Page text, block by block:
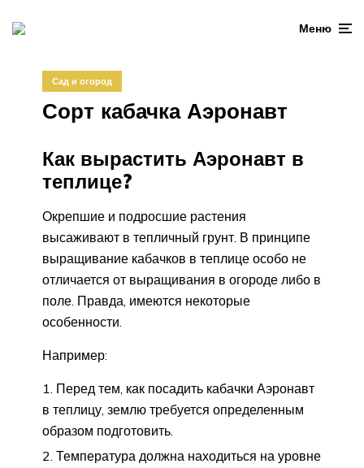
Меню
Сад и огород
Сорт кабачка Аэронавт
Как вырастить Аэронавт в
теплице?
Окрепшие и подросшие растения
высаживают в тепличный грунт. В принципе
выращивание кабачков в теплице особо не
отличается от выращивания в огороде либо в
поле. Правда, имеются некоторые
особенности.
Например:
Перед тем, как посадить кабачки Аэронавт
в теплицу, землю требуется определенным
образом подготовить.
Температура должна находиться на уровне